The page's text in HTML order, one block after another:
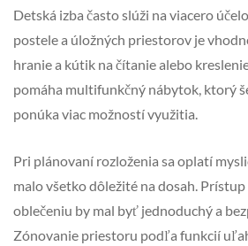
Detská izba často slúži na viacero
postele a úložných priestorov je
hranie a kútik na čítanie alebo
pomáha multifunkčný nábytok, ktorý
ponúka viac možností využitia.
Pri plánovaní rozloženia sa oplatí
malo všetko dôležité na dosah.
oblečeniu by mal byť jednoduchý a
Zónovanie priestoru podľa funkcií